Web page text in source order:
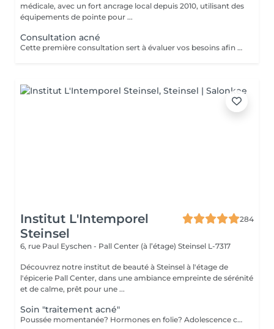
médicale, avec un fort ancrage local depuis 2010, utilisant des
équipements de pointe pour ...
Consultation acné
Cette première consultation sert à évaluer vos besoins afin de vous guider vers les soins sur mesure qui répondront au mieux. À cette occasion, toutes les informations nécessaires, telles que les contre-indications, les résultats attendus et autres détails importants, vous seront fournies pour assurer une prise en charge optimale et vous garantir un suivi personnalisé.
Institut L'Intemporel
Steinsel
284
6, rue Paul Eyschen - Pall Center (à l’étage) Steinsel L-7317
Découvrez notre institut de beauté à Steinsel à l'étage de
l'épicerie Pall Center, dans une ambiance empreinte de sérénité
et de calme, prêt pour une ...
Soin "traitement acné"
Poussée momentanée? Hormones en folie? Adolescence compliquée? Ce soin est pour vous. Le soin visage complet comprend un nettoyage en profondeur de la peau avec vapeur et extraction des comédons, un léger massage suivi de 20' de traitement. LED et un masque apaisant ou purifiant. Le soin flash est conseillé en entretien suite à un soin complet, entre 2 soins par exemple ou si acné plus tenace. Il comprend un nettoyage du visage, un léger massage et le traitement LED 20'. Pourquoi la LED? La puissance de la lumière LED bleue agit rapidement et efficacement pour éliminer l'acné, les imperfections et l'inflammation existantes, sans dessécher la peau. Elle régule également la production de sébum pour prévenir de futures éruptions cutanées, laissant votre peau claire, saine et lisse.